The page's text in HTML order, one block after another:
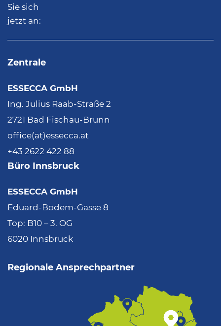
Sie sich
jetzt an:
Zentrale
ESSECCA GmbH
Ing. Julius Raab-Straße 2
2721 Bad Fischau-Brunn
office(at)essecca.at
+43 2622 422 88
Büro Innsbruck
ESSECCA GmbH
Eduard-Bodem-Gasse 8
Top: B10 – 3. OG
6020 Innsbruck
Regionale Ansprechpartner